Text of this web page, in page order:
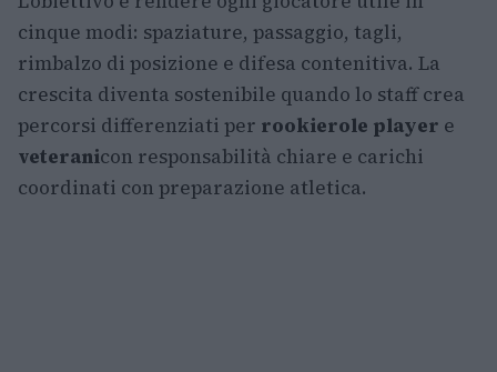
cinque modi: spaziature, passaggio, tagli,
rimbalzo di posizione e difesa contenitiva. La
crescita diventa sostenibile quando lo staff crea
percorsi differenziati per rookierole player e
veteranicon responsabilità chiare e carichi
coordinati con preparazione atletica.